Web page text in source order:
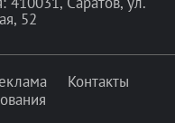
52
Контакты